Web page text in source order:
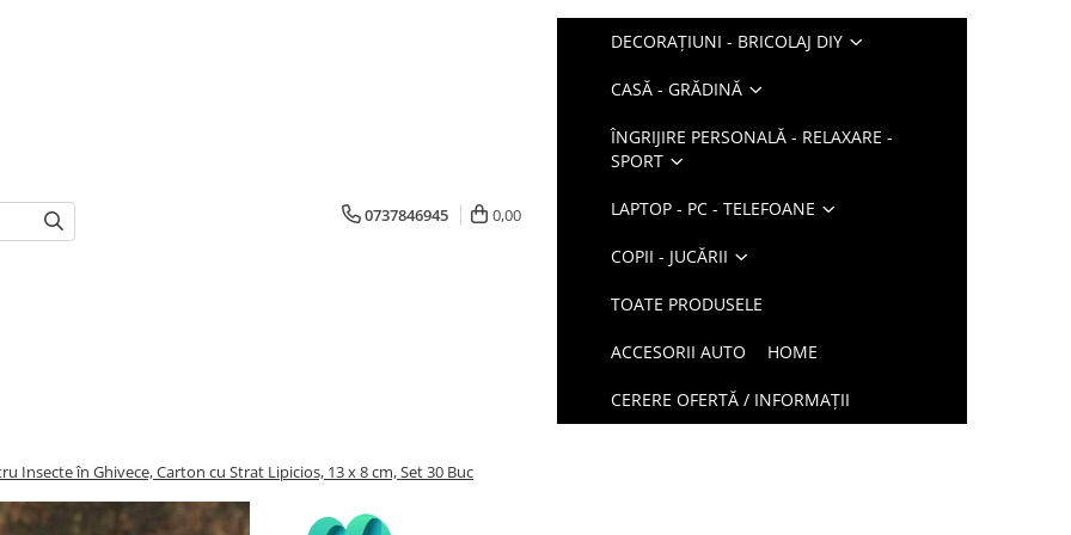
0737846945 0,00
DECORAȚIUNI - BRICOLAJ DIY
CASĂ - GRĂDINĂ
ÎNGRIJIRE PERSONALĂ - RELAXARE -
SPORT
LAPTOP - PC - TELEFOANE
COPII - JUCĂRII
TOATE PRODUSELE
ACCESORII AUTO HOME
CERERE OFERTĂ / INFORMAȚII
Insecte în Ghivece, Carton cu Strat Lipicios, 13 x 8 cm, Set 30 Buc